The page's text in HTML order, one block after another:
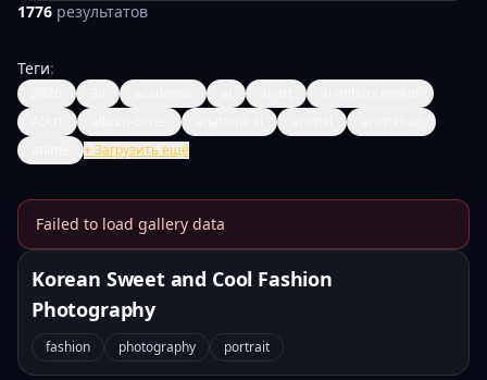
1776 результатов
Теги:
+Загрузить ещё
Failed to load gallery data
Banana Prompts Image
Korean Sweet and Cool Fashion
Photography
fashion photography portrait